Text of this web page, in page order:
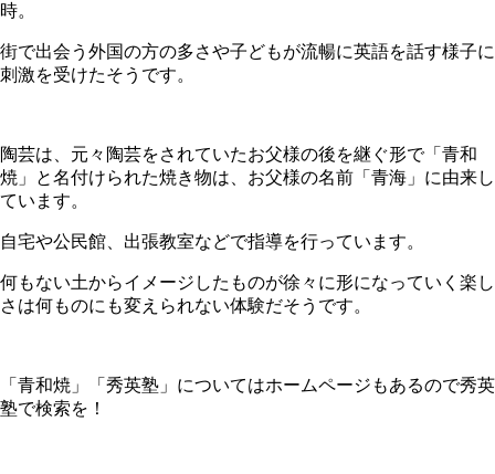
時。
街で出会 う外国の方の多さや子どもが流暢に英語を話す様子に
刺激を受けたそうです。
陶芸は、元々陶芸をされていたお父様の後を継ぐ形で「青和
焼 」と名付けられた焼き物は、お父様の名前「青海」に由来し
ています。
自宅や公民館、出張教室などで指導を行っています。
何もない土からイメージしたものが徐々に形になっていく楽し
さは何ものにも変えられない体験だそうです。
「青和焼」「 秀英塾 」についてはホームページもあるので秀英
塾で検索を！